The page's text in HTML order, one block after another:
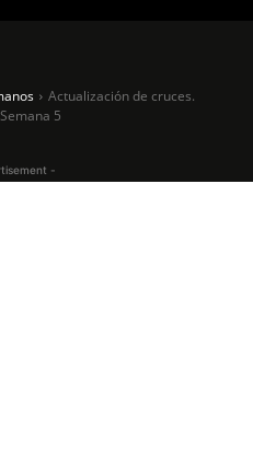
Actualización de cruces.
5
-